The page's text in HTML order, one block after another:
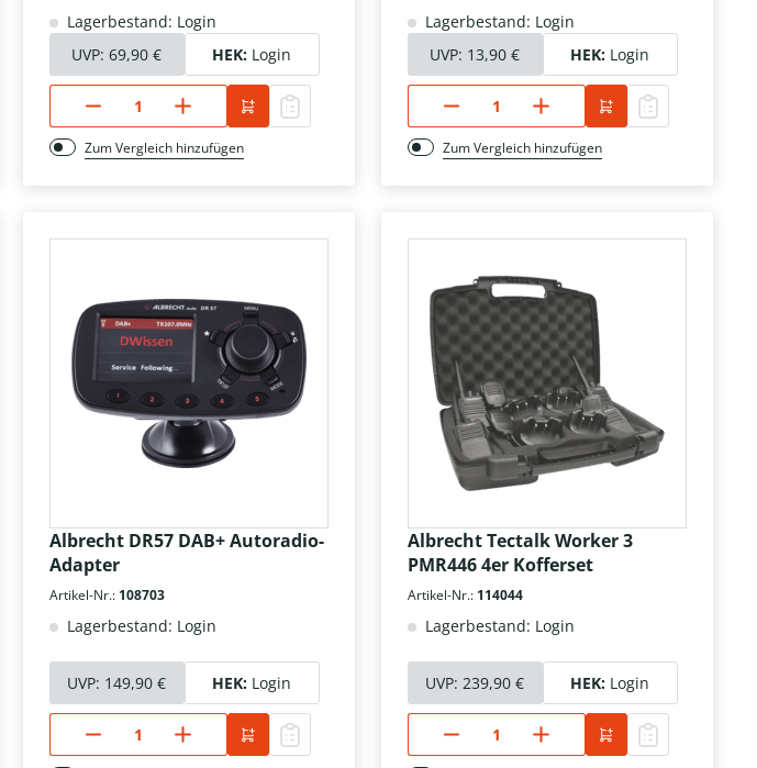
Lagerbestand: Login
UVP:69,90 € HEK: Login
Zum Vergleich hinzufügen
Lagerbestand: Login
UVP: 13,90 € HEK: Login
Zum Vergleich hinzufügen
Albrecht DR57 DAB+ Autoradio-
Adapter
Artikel-Nr.: 108703
Lagerbestand: Login
UVP: 149,90 € HEK: Login
Albrecht Tectalk Worker 3
PMR446 4er Kofferset
Artikel-Nr.: 114044
Lagerbestand: Login
UVP:239,90 € HEK: Login